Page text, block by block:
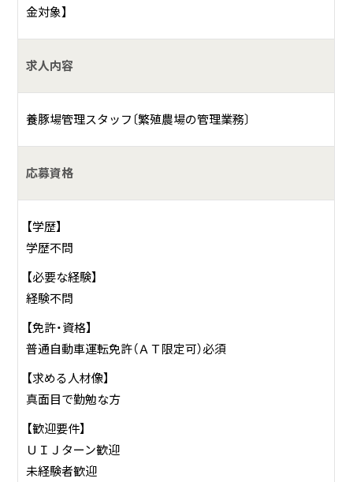
◆豚舎・器具の定期的な清掃
ノコ床を採用。また、定期的に高圧洗浄機等を用いて豚舎を
洗浄します。
お仕事の一例として、以下のような業務を想定し
ています。
経験者は経験に応じた業務を。未経験者は簡単な作
業からご指導します。
その他付随する業務
何をしている会社？
養豚業 ※農場HACCP認証農場です
金対象】
求人内容
養豚場管理スタッフ〔繁殖農場の管理業務〕
応募資格
【学歴】
学歴不問
【必要な経験】
経験不問
【免許・資格】
普通自動車運転免許（ＡＴ限定可）必須
【求める人材像】
真面目で勤勉な方
【歓迎要件】
ＵＩＪターン歓迎
未経験者歓迎